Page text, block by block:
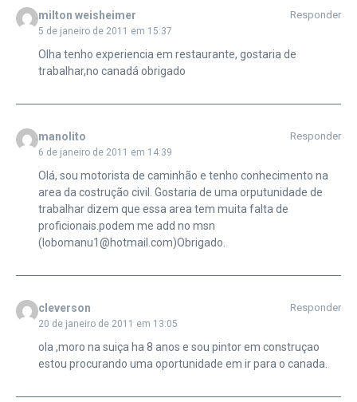
milton weisheimer
5 de janeiro de 2011 em 15:37
Responder
Olha tenho experiencia em restaurante, gostaria de
trabalhar,no canadá obrigado
manolito
6 de janeiro de 2011 em 14:39
Responder
Olá, sou motorista de caminhão e tenho conhecimento na
area da costrução civil. Gostaria de uma orputunidade de
trabalhar dizem que essa area tem muita falta de
proficionais.podem me add no msn
(lobomanu1@hotmail.com)Obrigado.
cleverson
20 de janeiro de 2011 em 13:05
Responder
ola ,moro na suiça ha 8 anos e sou pintor em construçao
estou procurando uma oportunidade em ir para o canada.